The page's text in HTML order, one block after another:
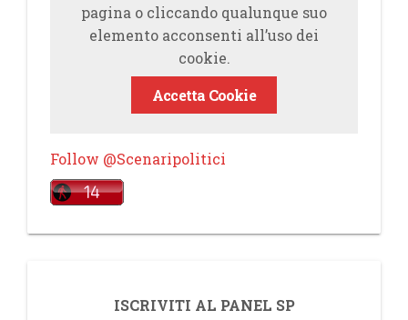
pagina o cliccando qualunque suo
elemento acconsenti all’uso dei
cookie.
Accetta Cookie
Follow @Scenaripolitici
ISCRIVITI AL PANEL SP